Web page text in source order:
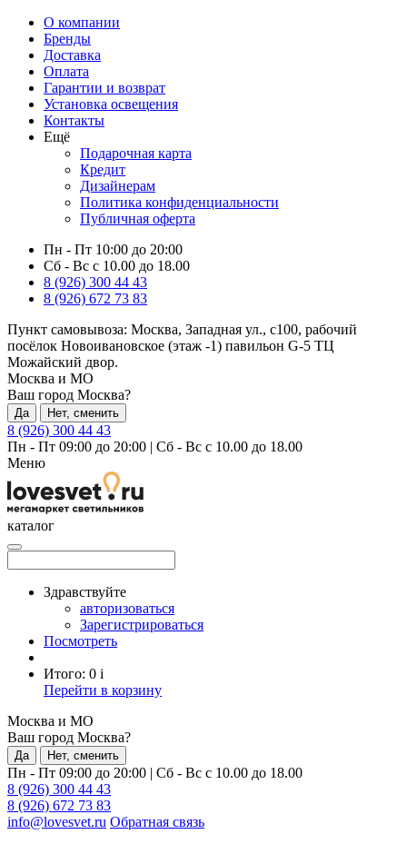
О компании
Бренды
Доставка
Оплата
Гарантии и возврат
Установка освещения
Контакты
Ещё
Подарочная карта
Кредит
Дизайнерам
Политика конфиденциальности
Публичная оферта
Пн - Пт 10:00 до 20:00
Сб - Вс с 10.00 до 18.00
8 (926) 300 44 43
8 (926) 672 73 83
Пункт самовывоза: Москва, Западная ул., с100, рабочий
посёлок Новоивановское (этаж -1) павильон G-5 ТЦ
Можайский двор.
Москва и МО
Ваш город Москва?
Да Нет, сменить
8 (926) 300 44 43
Пн - Пт 09:00 до 20:00 | Сб - Вс с 10.00 до 18.00
Меню
каталог
Здравствуйте
авторизоваться
Зарегистрироваться
Посмотреть
Итого: 0 i
Перейти в корзину
Москва и МО
Ваш город Москва?
Да Нет, сменить
Пн - Пт 09:00 до 20:00 | Сб - Вс с 10.00 до 18.00
8 (926) 300 44 43
8 (926) 672 73 83
info@lovesvet.ru Обратная связь